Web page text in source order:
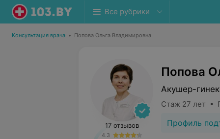
Все рубрики
Консультация врача • Попова Ольга Владимировна
17 отзывов
4.3
Попова
Акушер-
Стаж 27 лет •
Профиль